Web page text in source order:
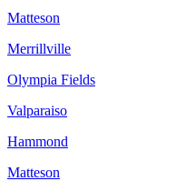
Matteson
Merrillville
Olympia Fields
Valparaiso
Hammond
Matteson